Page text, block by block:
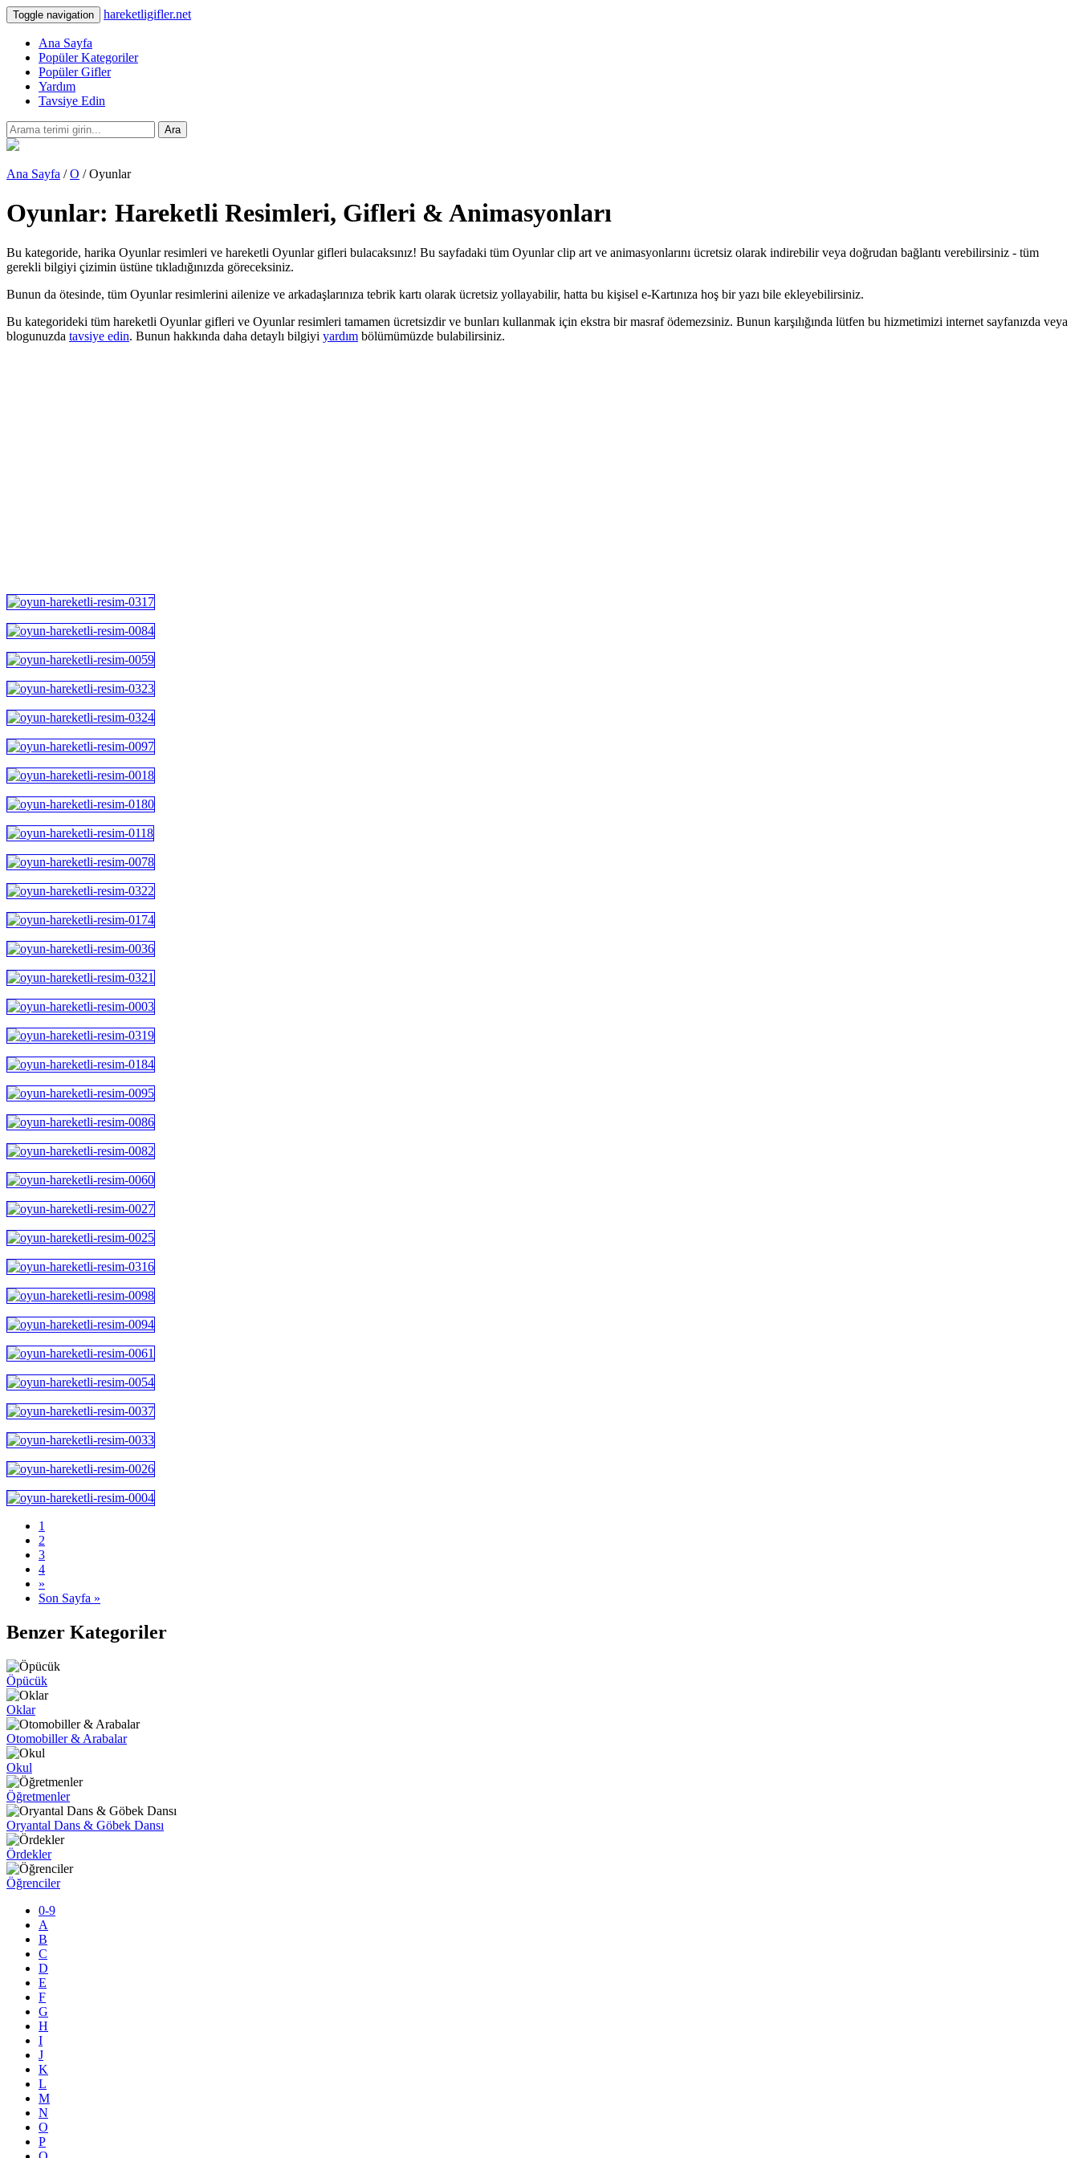
Toggle navigation hareketligifler.net
Ana Sayfa
Popüler Kategoriler
Popüler Gifler
Yardım
Tavsiye Edin
Ara
Ana Sayfa /O / Oyunlar
Oyunlar: Hareketli Resimleri, Gifleri & Animasyonları
Bu kategoride, harika Oyunlar resimleri ve hareketli Oyunlar gifleri bulacaksınız! Bu sayfadaki tüm Oyunlar clip art ve animasyonlarını ücretsiz olarak indirebilir veya doğrudan bağlantı verebilirsiniz - tüm
gerekli bilgiyi çizimin üstüne tıkladığınızda göreceksiniz.
Bunun da ötesinde, tüm Oyunlar resimlerini ailenize ve arkadaşlarınıza tebrik kartı olarak ücretsiz yollayabilir, hatta bu kişisel e-Kartınıza hoş bir yazı bile ekleyebilirsiniz.
Bu kategorideki tüm hareketli Oyunlar gifleri ve Oyunlar resimleri tamamen ücretsizdir ve bunları kullanmak için ekstra bir masraf ödemezsiniz. Bunun karşılığında lütfen bu hizmetimizi internet sayfanızda veya
blogunuzda tavsiye edin. Bunun hakkında daha detaylı bilgiyi yardım bölümümüzde bulabilirsiniz.
1
2
3
4
»
Son Sayfa »
Benzer Kategoriler
Öpücük
Oklar
Otomobiller & Arabalar
Okul
Öğretmenler
Oryantal Dans & Göbek Dansı
Ördekler
Öğrenciler
0-9
A
B
C
D
E
F
G
H
I
J
K
L
M
N
O
P